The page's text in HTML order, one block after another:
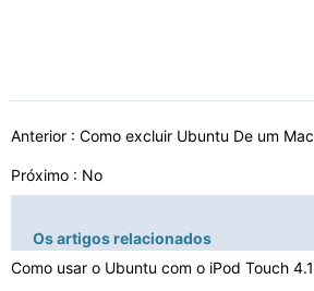
Anterior : Como excluir Ubuntu De um Mac
Próximo : No
Os artigos relacionados
Como usar o Ubuntu com o iPod Touch 4.1